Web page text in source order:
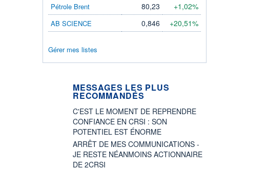
Pétrole Brent 80,23 +1,02%
AB SCIENCE 0,846 +20,51%
Gérer mes listes
MESSAGES LES PLUS
RECOMMANDÉS
C'EST LE MOMENT DE REPRENDRE
CONFIANCE EN CRSI : SON
POTENTIEL EST ÉNORME
ARRÊT DE MES COMMUNICATIONS -
JE RESTE NÉANMOINS ACTIONNAIRE
DE 2CRSI